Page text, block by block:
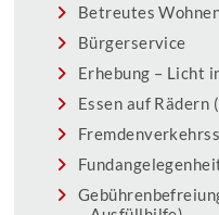
Betreutes
Bürgerservice
Erhebung – Licht
Essen auf Rädern